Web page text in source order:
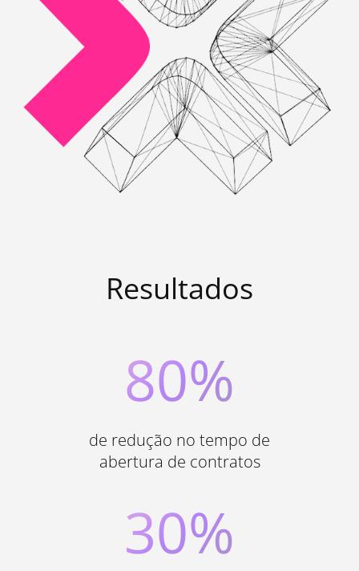
Resultados
80%
de redução no tempo de
abertura de contratos
30%